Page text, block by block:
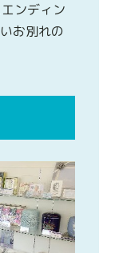
ンディン
お別れの